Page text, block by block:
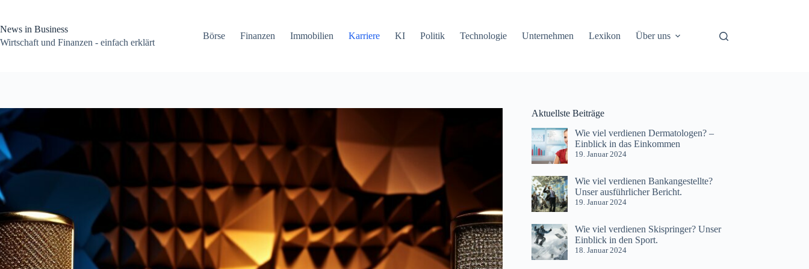
springen
News in Business
Wirtschaft und Finanzen - einfach erklärt
Börse Finanzen Immobilien Karriere KI Politik Technologie Unternehmen Lexikon Über uns
Aktuellste Beiträge
Wie viel verdienen Dermatologen? –
Einblick in das Einkommen
19. Januar 2024
Wie viel verdienen Bankangestellte?
Unser ausführlicher Bericht.
19. Januar 2024
Wie viel verdienen Skispringer? Unser
Einblick in den Sport.
18. Januar 2024